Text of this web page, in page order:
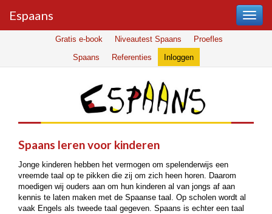
Espaans
Gratis e-book Niveautest Spaans
Proefles
Spaans
Referenties Inloggen
Spaans leren voor kinderen
Jonge kinderen hebben het vermogen om spelenderwijs een
vreemde taal op te pikken die zij om zich heen horen. Daarom
moedigen wij ouders aan om hun kinderen al van jongs af aan
kennis te laten maken met de Spaanse taal. Op scholen wordt al
vaak Engels als tweede taal gegeven. Spaans is echter een taal